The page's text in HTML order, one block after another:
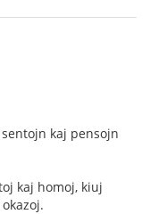
kaj pensojn
kaj homoj, kiuj